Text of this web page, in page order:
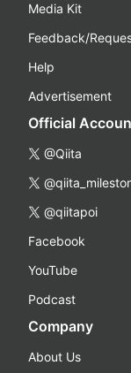
Media Kit
Feedback/
Help
Advertisement
Official
@Qiita
@qiitapoi
Facebook
YouTube
Podcast
Company
About Us